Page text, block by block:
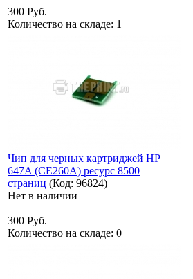
300 Руб.
Количество на складе: 1
Чип для черных картриджей HP
647A (CE260A) ресурс 8500
страниц (Код: 96824)
Нет в наличии
300 Руб.
Количество на складе: 0